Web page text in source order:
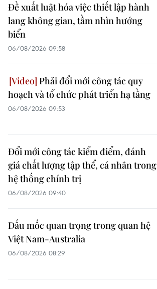
Đề xuất luật hóa việc thiết lập hành
lang không gian, tầm nhìn hướng
biển
06/08/2026 09:58
Phải đổi mới công tác quy
hoạch và tổ chức phát triển hạ tầng
06/08/2026 09:53
Đổi mới công tác kiểm điểm, đánh
giá chất lượng tập thể, cá nhân trong
hệ thống chính trị
06/08/2026 09:40
Dấu mốc quan trọng trong quan hệ
Việt Nam-Australia
06/08/2026 08:29